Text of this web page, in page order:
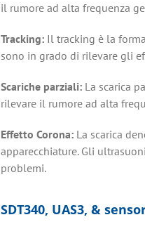
il rumore ad alta frequenza
Tracking:Il tracking è la
sono in grado di rilevare gli
Scariche parziali:La scarica
rilevare il rumore ad alta
Effetto Corona:La scarica
apparecchiature. Gli
problemi.
SDT340, UAS3, &